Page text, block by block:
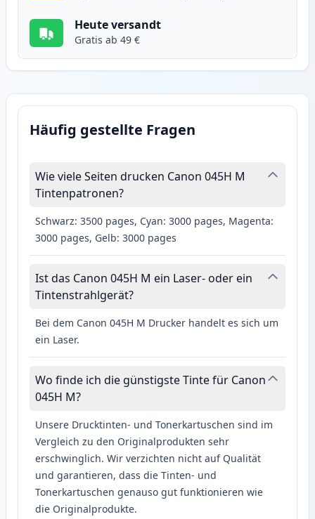
Heute versandt
Gratis ab 49 €
Häufig gestellte Fragen
Wie viele Seiten drucken Canon 045H M
Tintenpatronen?
Schwarz: 3500 pages, Cyan: 3000 pages, Magenta:
3000 pages, Gelb: 3000 pages
Ist das Canon 045H M ein Laser- oder ein
Tintenstrahlgerät?
Bei dem Canon 045H M Drucker handelt es sich um
ein Laser.
Wo finde ich die günstigste Tinte für Canon
045H M?
Unsere Drucktinten- und Tonerkartuschen sind im
Vergleich zu den Originalprodukten sehr
erschwinglich. Wir verzichten nicht auf Qualität
und garantieren, dass die Tinten- und
Tonerkartuschen genauso gut funktionieren wie
die Originalprodukte.